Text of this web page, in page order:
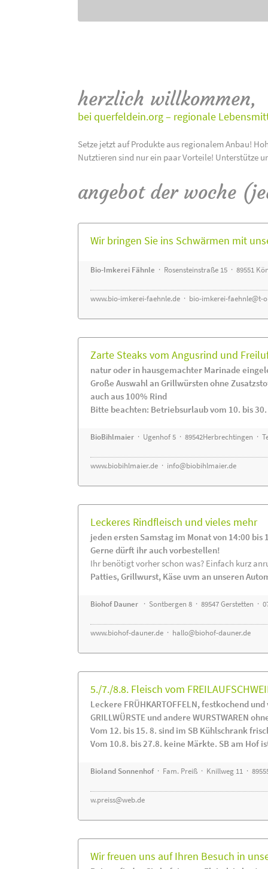
herzlich willkommen,
bei querfeldein.org – regionale
Setze jetzt auf Produkte aus regionalem Anbau!
Nutztieren sind nur ein paar Vorteile! Unterstütze
angebot der woche
Wir bringen Sie ins Schwärmen mit
Bio-Imkerei Fähnle · Rosensteinstraße 15 · 89551
www.bio-imkerei-faehnle.de · bio-imkerei-faehnle@t-
Zarte Steaks vom Angusrind und
natur oder in hausgemachter Marinade
Große Auswahl an Grillwürsten ohne
auch aus 100% Rind
Bitte beachten: Betriebsurlaub vom 10. bis
BioBihlmaier · Ugenhof 5 · 89542Herbrechtingen ·
www.biobihlmaier.de · info@biobihlmaier.de
Leckeres Rindfleisch und vieles mehr
jeden ersten Samstag im Monat von 14:00 bis
Gerne dürft ihr auch vorbestellen!
Ihr benötigt vorher schon was? Einfach kurz
Patties, Grillwurst, Käse uvm an unseren
Biohof Dauner · Sontbergen 8 · 89547 Gerstetten ·
www.biohof-dauner.de · hallo@biohof-dauner.de
5./7./8.8. Fleisch vom
Leckere FRÜHKARTOFFELN, festkochend
GRILLWÜRSTE und andere WURSTWAREN
Vom 12. bis 15. 8. sind im SB Kühlschrank
Vom 10.8. bis 27.8. keine Märkte. SB am Hof
Bioland Sonnenhof· Fam. Preiß · Knillweg 11 ·
w.preiss@web.de
Wir freuen uns auf Ihren Besuch in